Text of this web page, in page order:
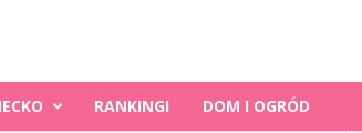
RANKINGI DOM I OGRÓD